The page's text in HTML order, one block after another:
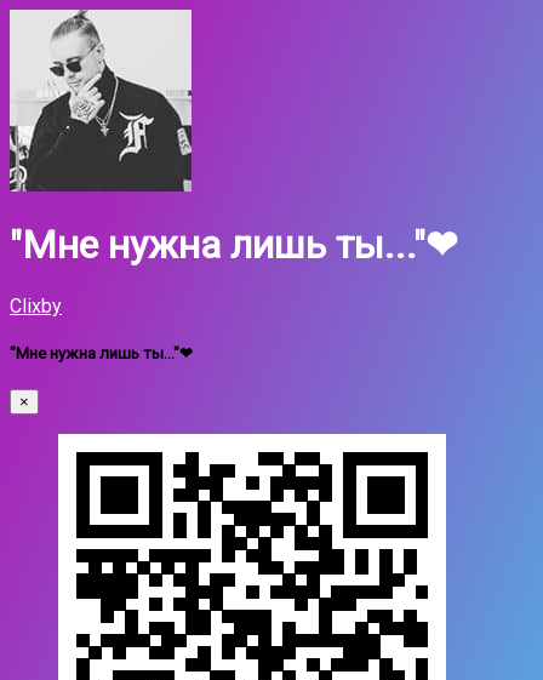
"Мне нужна лишь ты..."❤
Clixby
"Мне нужна лишь ты..."❤
×